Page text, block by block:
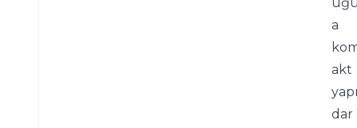
a
akt
dar